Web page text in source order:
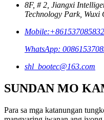
8F, # 2, Jiangxi
Technology Park, Wuxi
WhatsApp:
shl_bootec@163.com
SUNDAN MO
Para sa mga katanungan